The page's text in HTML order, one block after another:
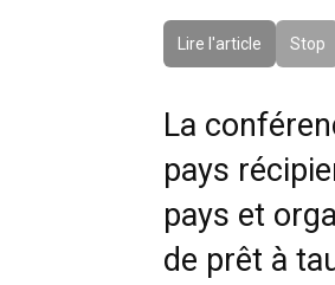
Lire l'article Stop
La
pays
pays et
de prêt à